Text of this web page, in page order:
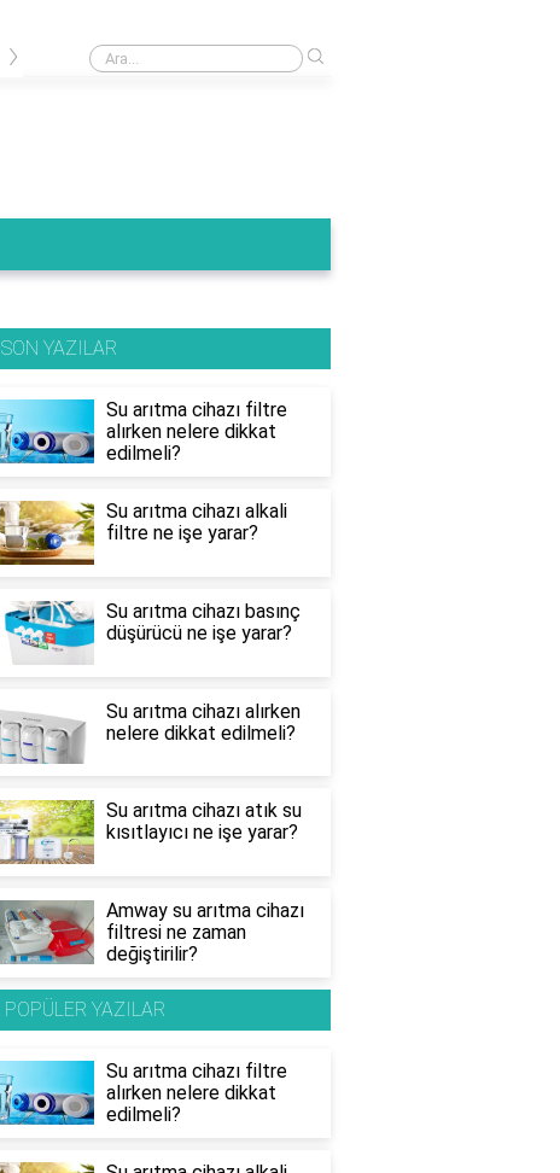
Arıtma cihazının atık suyu kullanılır mı?
›
SON YAZILAR
Su arıtma cihazı filtre
alırken nelere dikkat
edilmeli?
Su arıtma cihazı alkali
filtre ne işe yarar?
Su arıtma cihazı basınç
düşürücü ne işe yarar?
Su arıtma cihazı alırken
nelere dikkat edilmeli?
Su arıtma cihazı atık su
kısıtlayıcı ne işe yarar?
Amway su arıtma cihazı
filtresi ne zaman
değiştirilir?
POPÜLER YAZILAR
Su arıtma cihazı filtre
alırken nelere dikkat
edilmeli?